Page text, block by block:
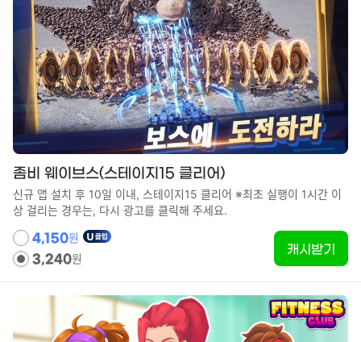
좀비 웨이브스(스테이지15 클리어)
신규 앱 설치 후 10일 이내, 스테이지15 클리어 ※최초 실행이 1시간 이
상 걸리는 경우는, 다시 광고를 클릭해 주세요.
4,150원
3,240원
캐시받기